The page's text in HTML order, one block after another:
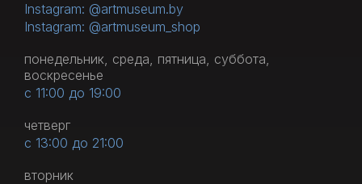
Instagram: @artmuseum.by
Instagram: @artmuseum_shop
понедельник, среда, пятница, суббота,
воскресенье
с 11:00 до 19:00
четверг
с 13:00 до 21:00
вторник